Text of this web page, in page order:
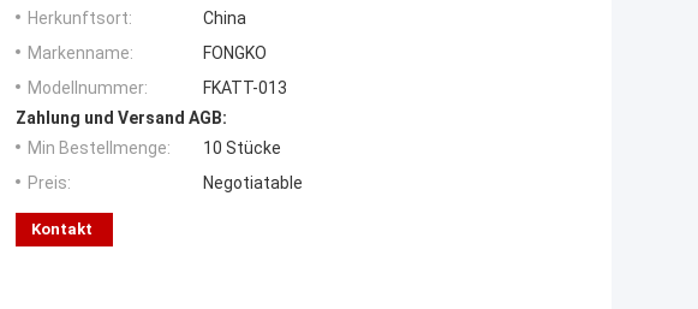
Herkunftsort:
China
Markenname:
FONGKO
Modellnummer:
FKATT-013
Zahlung und Versand AGB:
Min Bestellmenge:
10 Stücke
Preis:
Negotiatable
Kontakt